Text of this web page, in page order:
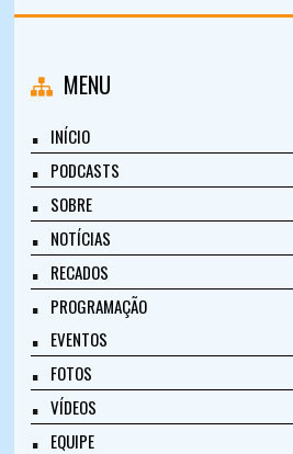
MENU
INÍCIO
PODCASTS
SOBRE
NOTÍCIAS
RECADOS
PROGRAMAÇÃO
EVENTOS
FOTOS
VÍDEOS
EQUIPE